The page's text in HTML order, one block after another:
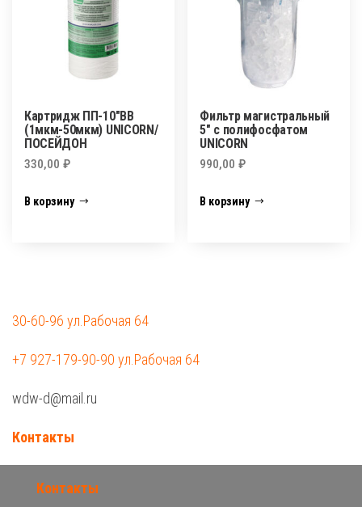
Картридж ПП-10″BB
(1мкм-50мкм) UNICORN/
ПОСЕЙДОН
330,00 ₽
В корзину
Фильтр магистральный
5″ с полифосфатом
UNICORN
990,00₽
В корзину
30-60-96 ул.Рабочая 64
+7 927-179-90-90 ул.Рабочая 64
wdw-d@mail.ru
Контакты
Контакты